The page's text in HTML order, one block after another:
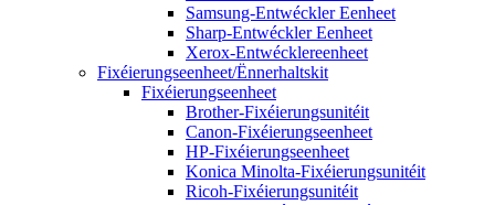
Samsung-Entwéckler Eenheet
Sharp-Entwéckler Eenheet
Xerox-Entwécklereenheet
Fixéierungseenheet/Ënnerhaltskit
Fixéierungseenheet
Brother-Fixéierungsunitéit
Canon-Fixéierungseenheet
HP-Fixéierungseenheet
Konica Minolta-Fixéierungsunitéit
Ricoh-Fixéierungsunitéit